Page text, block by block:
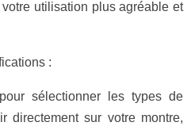
utilisation plus agréable et
:
sélectionner les types de
directement sur votre montre,